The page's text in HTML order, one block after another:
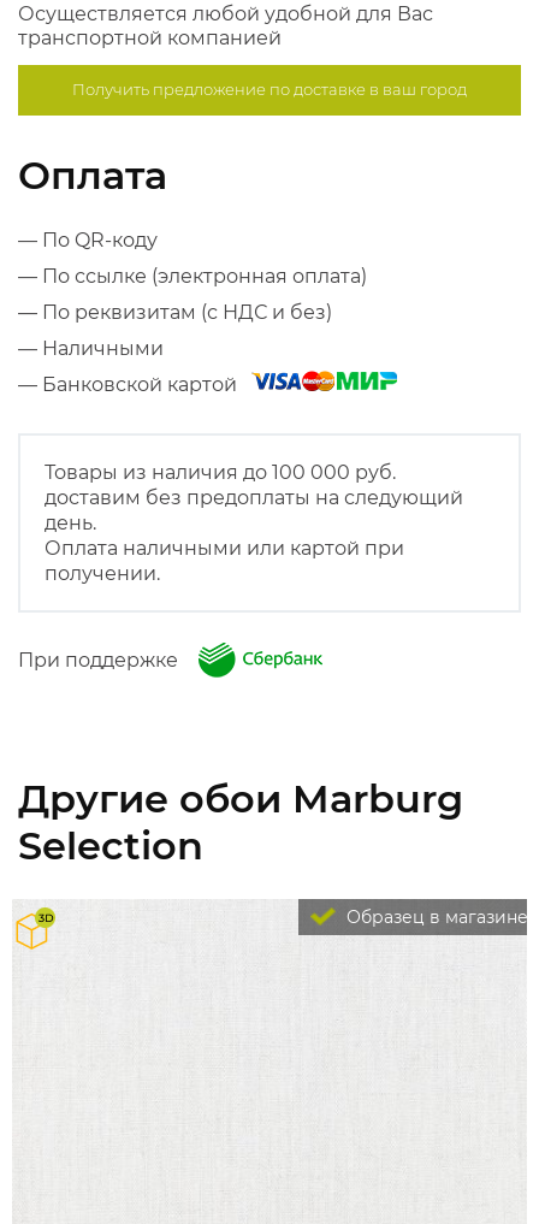
Осуществляется любой удобной для Вас
транспортной компанией
Получить предложение подоставке в ваш город
Оплата
— По QR-коду
— По ссылке (электронная оплата)
— По реквизитам (с НДС и без)
— Наличными
— Банковской картой
Товары из наличия до 100 000 руб.
доставим без предоплаты на следующий
день.
Оплата наличными или картой при
получении.
При поддержке
Другие обои Marburg
Selection
Образец в магазине